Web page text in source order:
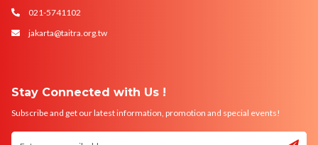
021-5741102
jakarta@taitra.org.tw
Stay Connected with Us !
Subscribe and get our latest information, promotion and special events!